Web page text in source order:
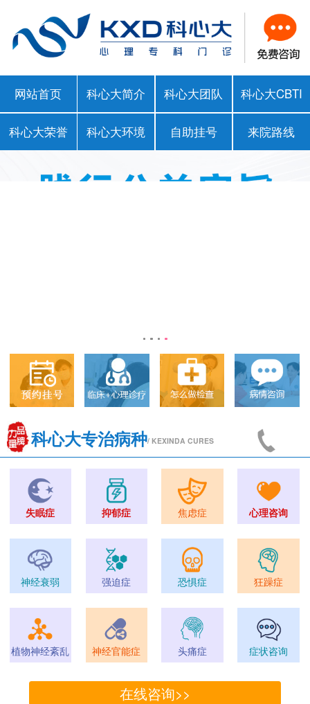
网站首页 科心大简介 科心大团队 科心大CBTI
科心大荣誉 科心大环境 自助挂号 来院路线
科心大专治病种/ KEXINDA CURES
失眠症 抑郁症 焦虑症 心理咨询
神经衰弱 强迫症 恐惧症 狂躁症
植物神经紊乱 神经官能症 头痛症 症状咨询
在线咨询>>